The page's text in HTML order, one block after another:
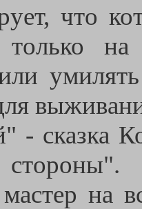
что
- сказка
на